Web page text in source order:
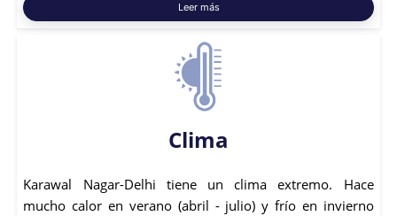
Leer más
Clima
Karawal Nagar-Delhi tiene un clima extremo. Hace
mucho calor en verano (abril - julio) y frío en invierno